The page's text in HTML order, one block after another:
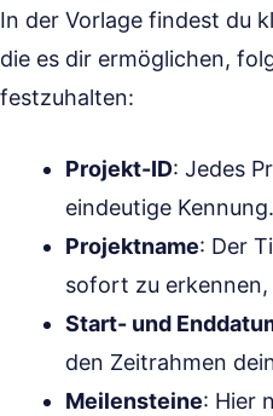
In der Vorlage findest du
die es dir ermöglichen,
festzuhalten:
Projekt-ID: Jedes
eindeutige Kennung.
Projektname: Der
sofort zu
Start- und
den Zeitrahmen
Meilensteine: Hier